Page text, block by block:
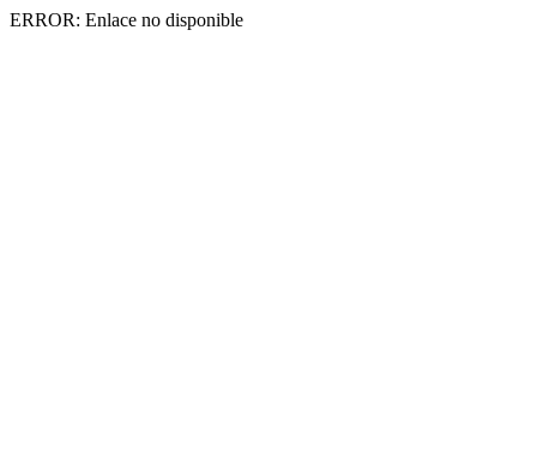
ERROR: Enlace no disponible